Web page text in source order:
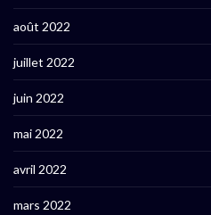
août 2022
juillet 2022
juin 2022
mai 2022
avril 2022
mars 2022